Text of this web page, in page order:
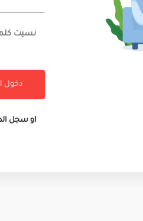
نسيت
او سجل